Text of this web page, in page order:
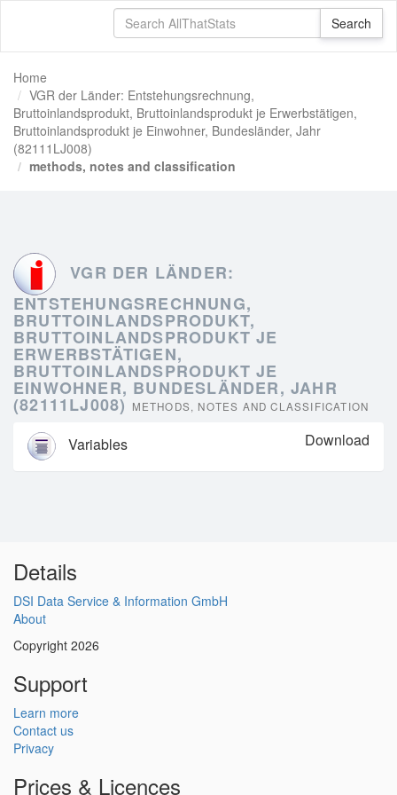
Home
VGR der Länder: Entstehungsrechnung,
Bruttoinlandsprodukt, Bruttoinlandsprodukt je Erwerbstätigen,
Bruttoinlandsprodukt je Einwohner, Bundesländer, Jahr
(82111LJ008)
methods, notes and classification
VGR DER LÄNDER:
ENTSTEHUNGSRECHNUNG,
BRUTTOINLANDSPRODUKT,
BRUTTOINLANDSPRODUKT JE
ERWERBSTÄTIGEN,
BRUTTOINLANDSPRODUKT JE
EINWOHNER, BUNDESLÄNDER, JAHR
(82111LJ008) METHODS, NOTES AND CLASSIFICATION
Variables Download
Details
DSI Data Service & Information GmbH
About
Copyright 2026
Support
Learn more
Contact us
Privacy
Prices & Licences